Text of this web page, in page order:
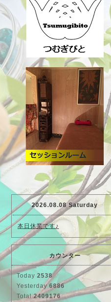
2026.08.08 Saturday
本日休業です♪
カウンター
Today 2538
Yesterday6886
Total2409176